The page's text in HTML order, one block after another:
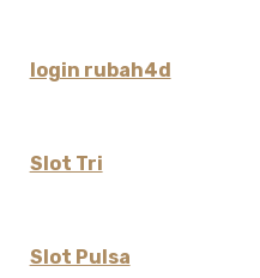
login rubah4d
Slot Tri
Slot Pulsa